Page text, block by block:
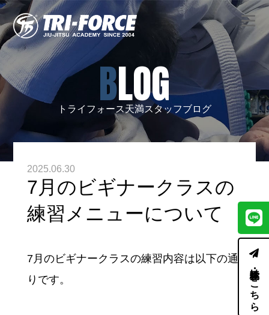
BLOG
トライフォース天満スタッフブログ
2025.06.30
7月のビギナークラスの
練習メニューについて
7月のビギナークラスの練習内容は以下の通
りです。
体験・見学はこちら